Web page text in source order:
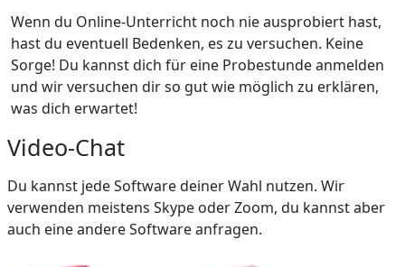
Wenn du Online-Unterricht noch nie ausprobiert hast,
hast du eventuell Bedenken, es zu versuchen. Keine
Sorge! Du kannst dich für eine Probestunde anmelden
und wir versuchen dir so gut wie möglich zu erklären,
was dich erwartet!
Video-Chat
Du kannst jede Software deiner Wahl nutzen. Wir
verwenden meistens Skype oder Zoom, du kannst aber
auch eine andere Software anfragen.